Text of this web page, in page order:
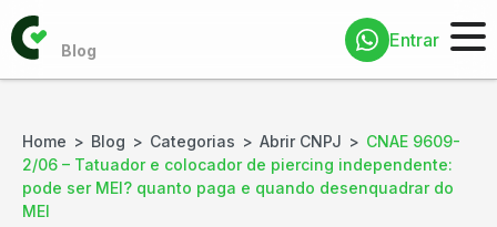
Entrar
Home Blog Categorias Abrir CNPJ
CNAE 9609-
2/06 – Tatuador e colocador de piercing independente:
pode ser MEI? quanto paga e quando desenquadrar do
MEI